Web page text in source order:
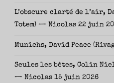
L’obscure clarté de l’air,
Totem) — Nicolas 22 juin
Munichs, David Peace
Seules les bêtes, Colin
— Nicolas 15 juin 2026